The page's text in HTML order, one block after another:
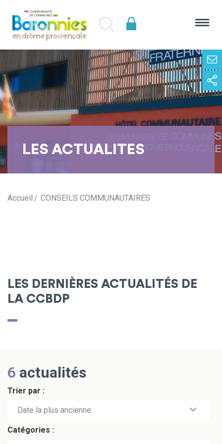
LES ACTUALITES
Accueil CONSEILS COMMUNAUTAIRES
LES DERNIÈRES ACTUALITÉS DE
LA CCBDP
6 actualités
Trier par :
Date la plus récente
Date la plus ancienne
Catégories :